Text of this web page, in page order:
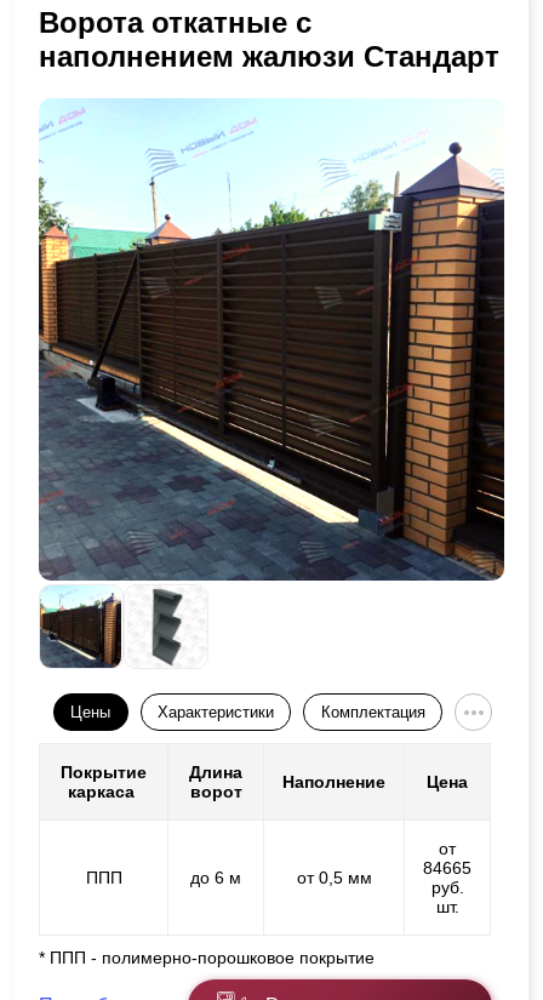
Ворота откатные с
наполнением жалюзи Стандарт
Цены Характеристики Комплектация
Покрытие
каркаса
Длина
ворот
Наполнение Цена
ППП до 6 м от 0,5 мм
от
84665
руб.
шт.
* ППП - полимерно-порошковое покрытие